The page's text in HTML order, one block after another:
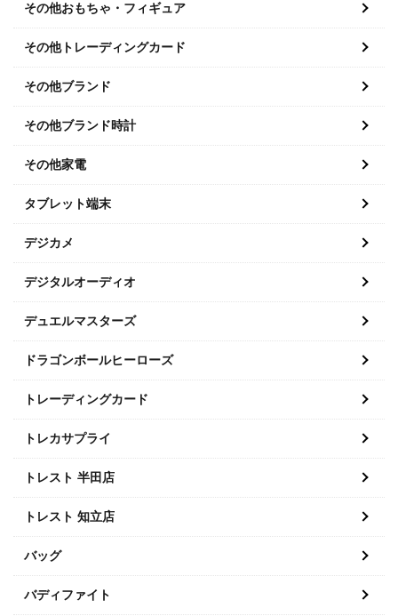
その他おもちゃ・フィギュア
その他トレーディングカード
その他ブランド
その他ブランド時計
その他家電
タブレット端末
デジカメ
デジタルオーディオ
デュエルマスターズ
ドラゴンボールヒーローズ
トレーディングカード
トレカサプライ
トレスト 半田店
トレスト 知立店
バッグ
バディファイト